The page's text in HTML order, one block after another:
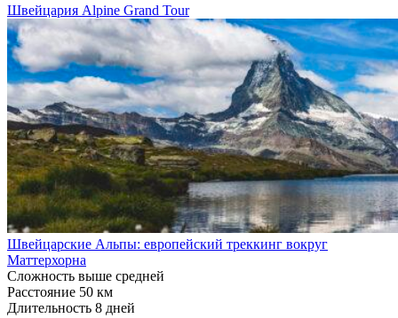
Швейцария Alpine Grand Tour
Швейцарские Альпы: европейский треккинг вокруг
Маттерхорна
Сложность выше средней
Расстояние 50 км
Длительность 8 дней